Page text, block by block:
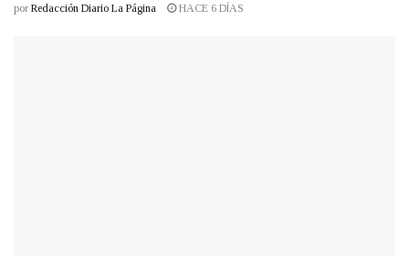
por Redacción Diario La Página HACE 6 DÍAS